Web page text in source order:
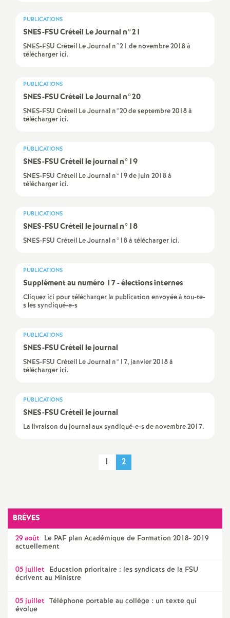
g
e
n
s
c
d
d
e
r
PUBLICATIONS
SNES-FSUCréteil Le Journal n°21
SNES-FSU Créteil Le Journal n°21 de novembre 2018 à
télécharger ici.
PUBLICATIONS
SNES-FSUCréteil Le Journal n°20
SNES-FSU Créteil Le Journal n°20 de septembre 2018 à
télécharger ici.
PUBLICATIONS
SNES-FSUCréteil le journal n°19
SNES-FSU Créteil Le Journal n°19 de juin 2018 à
télécharger ici.
PUBLICATIONS
SNES-FSUCréteil le journal n°18
SNES-FSU Créteil Le Journal n°18 à télécharger ici.
PUBLICATIONS
Supplément au numéro 17 - élections internes
Cliquez ici pour télécharger la publication envoyée à tou-te-
s les syndiqué-e-s
PUBLICATIONS
SNES-FSUCréteil le journal
SNES-FSU Créteil Le Journal n°17, janvier 2018 à
télécharger ici.
PUBLICATIONS
SNES-FSUCréteil le journal
La livraison du journal aux syndiqué-e-s de novembre 2017.
1 2
BRÈVES
29 août Le PAF plan Académique de Formation 2018- 2019
actuellement
05 juillet Education prioritaire : les syndicats de la FSU
écrivent au Ministre
05 juillet Téléphone portable au collège : un texte qui
évolue